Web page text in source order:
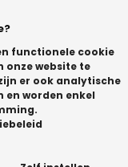
functionele cookie
onze website te
er ook analytische
worden enkel